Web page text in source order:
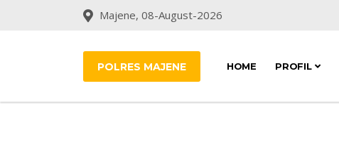
Majene, 08-August-2026
POLRES MAJENE HOME PROFIL